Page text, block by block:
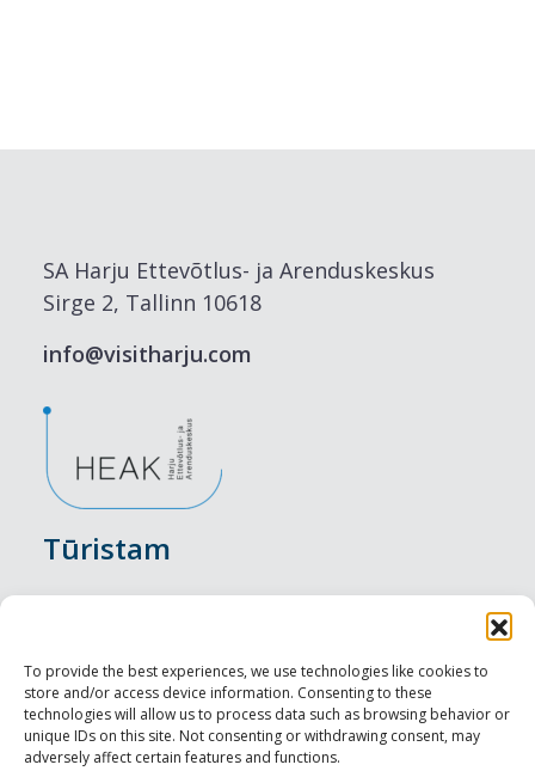
To provide the best experiences, we use technologies like cookies to
store and/or access device information. Consenting to these
technologies will allow us to process data such as browsing behavior or
unique IDs on this site. Not consenting or withdrawing consent, may
adversely affect certain features and functions.
SA Harju Ettevõtlus- ja Arenduskeskus
Sirge 2, Tallinn 10618
info@visitharju.com
Tūristam
Nakšņošana
Vietas maltītei
Apskates objekti